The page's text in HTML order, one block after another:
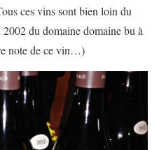
ces vins sont bien loin du
du domaine domaine bu à
note de ce vin…)